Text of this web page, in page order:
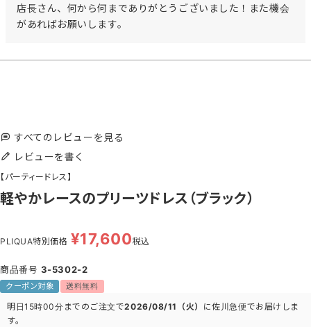
店長さん、何から何までありがとうございました！また機会
があればお願いします。
すべてのレビューを見る
レビューを書く
【パーティードレス】
軽やかレースのプリーツドレス（ブラック）
PLIQUA特別価格 ¥17,600税込
商品番号 3-5302-2
クーポン対象 送料無料
明日15時00分 までのご注文で2026/08/11（火） に佐川急便でお届けしま
す。